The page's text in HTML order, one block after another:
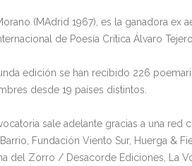
(MAdrid 1967), es la ganadora ex
de Poesía Crítica Álvaro
edición se han recibido 226
desde 19 países distintos.
sale adelante gracias a una red
Fundación Viento Sur, Huerga &
del Zorro / Desacorde Ediciones, La